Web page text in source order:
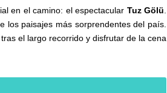
en el camino: el espectacular Tuz Gölü
los paisajes más sorprendentes del país.
el largo recorrido y disfrutar de la cena